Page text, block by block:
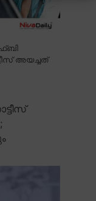
അയച്ചത്